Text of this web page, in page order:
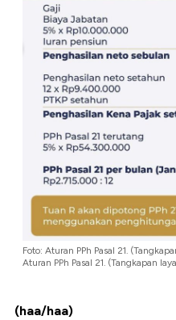
Foto: Aturan PPh Pasal 21.
Aturan PPh Pasal 21. (Tangkapan
(haa/haa)